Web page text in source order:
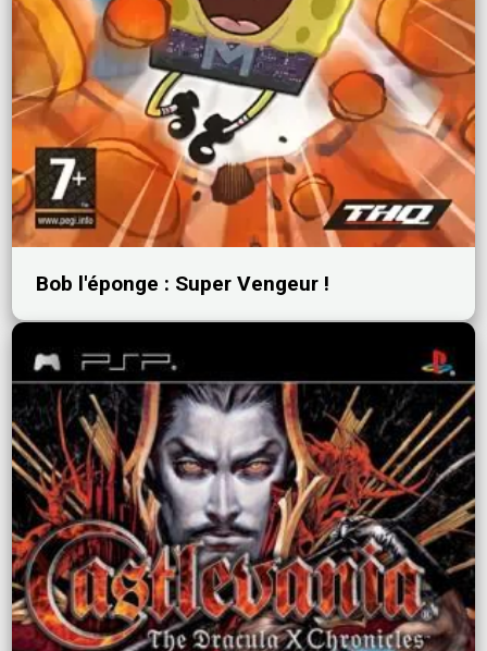
Bob l'éponge : Super Vengeur !